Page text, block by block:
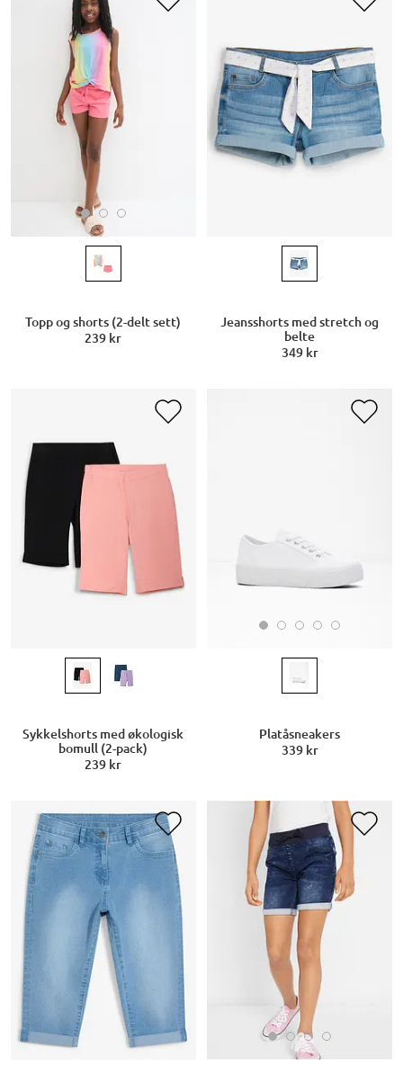
Topp og shorts (2-delt sett)
239 kr
Jeansshorts med stretch og
belte
349 kr
Sykkelshorts med økologisk
bomull (2-pack)
239 kr
Platåsneakers
339 kr